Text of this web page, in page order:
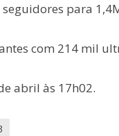
para
com 214 mil
abril às 17h02.